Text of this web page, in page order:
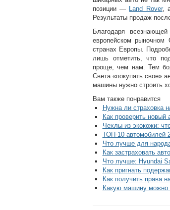
позиции — Land Rover,
Результаты продаж
Благодаря
европейском рыночном
странах Европы.
лишь отметить, что
проще, чем нам. Тем
Света «покупать свое»
машины нужно строить
Вам также понравится
Нужна ли страховка
Как проверить новый
Чехлы из экокожи:
ТОП-10 автомобилей
Что лучше для
Как застраховать
Что лучше: Hyundai
Как пригнать
Как получить права
Какую машину можно